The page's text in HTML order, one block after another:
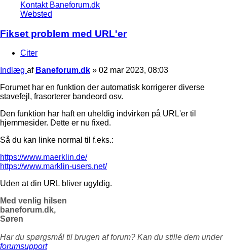
Kontakt Baneforum.dk
Websted
Fikset problem med URL'er
Citer
Indlæg af Baneforum.dk » 02 mar 2023, 08:03
Forumet har en funktion der automatisk korrigerer diverse
stavefejl, frasorterer bandeord osv.
Den funktion har haft en uheldig indvirken på URL'er til
hjemmesider. Dette er nu fixed.
Så du kan linke normal til f.eks.:
https://www.maerklin.de/
https://www.marklin-users.net/
Uden at din URL bliver ugyldig.
Med venlig hilsen
baneforum.dk,
Søren
Har du spørgsmål til brugen af forum? Kan du stille dem under
forumsupport